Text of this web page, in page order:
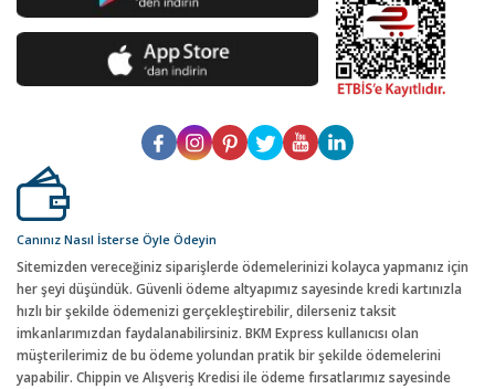
Canınız Nasıl İsterse Öyle Ödeyin
Sitemizden vereceğiniz siparişlerde ödemelerinizi kolayca yapmanız için
her şeyi düşündük. Güvenli ödeme altyapımız sayesinde kredi kartınızla
hızlı bir şekilde ödemenizi gerçekleştirebilir, dilerseniz taksit
imkanlarımızdan faydalanabilirsiniz. BKM Express kullanıcısı olan
müşterilerimiz de bu ödeme yolundan pratik bir şekilde ödemelerini
yapabilir. Chippin ve Alışveriş Kredisi ile ödeme fırsatlarımız sayesinde